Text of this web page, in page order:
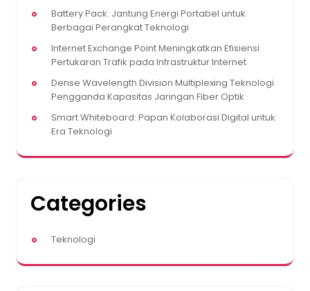
Battery Pack: Jantung Energi Portabel untuk
Berbagai Perangkat Teknologi
Internet Exchange Point Meningkatkan Efisiensi
Pertukaran Trafik pada Infrastruktur Internet
Dense Wavelength Division Multiplexing Teknologi
Pengganda Kapasitas Jaringan Fiber Optik
Smart Whiteboard: Papan Kolaborasi Digital untuk
Era Teknologi
Categories
Teknologi